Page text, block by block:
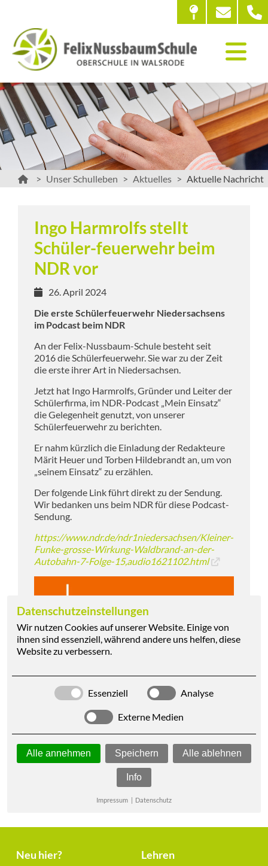
Unser Schulleben Aktuelles Aktuelle Nachricht
Ingo Harmrolfs stellt
Schüler-feuerwehr beim
NDR vor
26. April 2024
Die erste Schülerfeuerwehr Niedersachsens
im Podcast beim NDR
An der Felix-Nussbaum-Schule besteht seit
2016 die Schülerfeuerwehr. Sie war zu der Zeit
die erste ihrer Art in Niedersachsen.
Jetzt hat Ingo Harmrolfs, Gründer und Leiter der
Schülerfirma, im NDR-Podcast „Mein Einsatz“
die Gelegenheit genutzt, von unserer
Schülerfeuerwehr zu berichten.
Er nahm kürzlich die Einladung der Redakteure
Märit Heuer und Torben Hildebrandt an, um von
„seinem Einsatz“ zu erzählen.
Der folgende Link führt direkt zu der Sendung.
Wir bedanken uns beim NDR für diese Podcast-
Sendung.
https://www.ndr.de/ndr1niedersachsen/Kleiner-
Funke-grosse-Wirkung-Waldbrand-an-der-
Autobahn-7-Folge-15,audio1621102.html
Neu hier? Lehren
Datenschutzeinstellungen
Wir nutzen Cookies auf unserer Website. Einige von
ihnen sind essenziell, während andere uns helfen, diese
Website zu verbessern.
Essenziell Analyse
Externe Medien
Alle annehmen Speichern Alle ablehnen
Info
Impressum Datenschutz